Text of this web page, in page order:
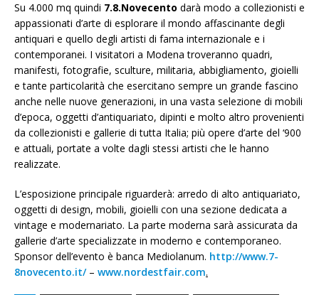
Su 4.000 mq quindi 7.8.Novecento darà modo a collezionisti e
appassionati d’arte di esplorare il mondo affascinante degli
antiquari e quello degli artisti di fama internazionale e i
contemporanei. I visitatori a Modena troveranno quadri,
manifesti, fotografie, sculture, militaria, abbigliamento, gioielli
e tante particolarità che esercitano sempre un grande fascino
anche nelle nuove generazioni, in una vasta selezione di mobili
d’epoca, oggetti d’antiquariato, dipinti e molto altro provenienti
da collezionisti e gallerie di tutta Italia; più opere d’arte del ‘900
e attuali, portate a volte dagli stessi artisti che le hanno
realizzate.
L’esposizione principale riguarderà: arredo di alto antiquariato,
oggetti di design, mobili, gioielli con una sezione dedicata a
vintage e modernariato. La parte moderna sarà assicurata da
gallerie d’arte specializzate in moderno e contemporaneo.
Sponsor dell’evento è banca Mediolanum. http://www.7-
8novecento.it/– www.nordestfair.com.